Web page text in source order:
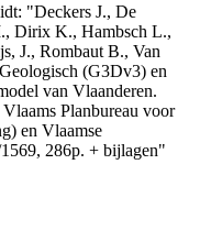
"Deckers J., De
Dirix K., Hambsch L.,
J., Rombaut B., Van
(G3Dv3) en
van Vlaanderen.
Planbureau voor
en Vlaamse
286p. + bijlagen"